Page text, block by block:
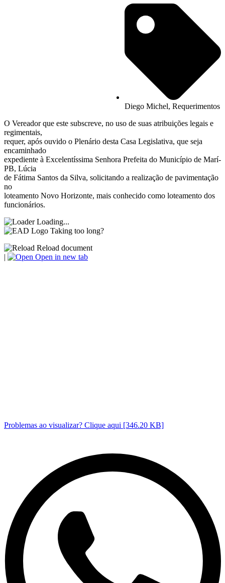
Diego Michel, Requerimentos
O Vereador que este subscreve, no uso de suas atribuições legais e
regimentais,
requer, após ouvido o Plenário desta Casa Legislativa, que seja
encaminhado
expediente à Excelentíssima Senhora Prefeita do Município de Marí-
PB, Lúcia
de Fátima Santos da Silva, solicitando a realização de pavimentação
no
loteamento Novo Horizonte, mais conhecido como loteamento dos
funcionários.
Loading...
Taking too long?
Reload document
|
Open in new tab
Problemas ao visualizar? Clique aqui [346.20 KB]